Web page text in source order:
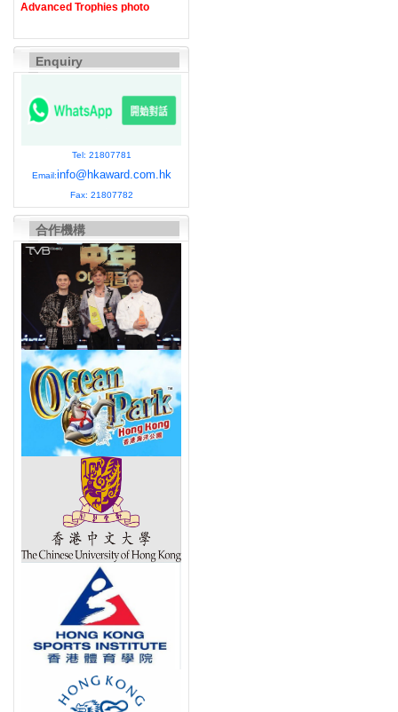
Advanced Trophies photo
Enquiry
Tel: 21807781
Email:info@hkaward.com.hk
Fax: 21807782
合作機構